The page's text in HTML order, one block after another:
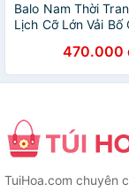
Balo Nam Thời
Lịch Cỡ Lớn Vải Bố
Dành Cho Đi Học,
Đi Phượt, Đựng
17")
470.000
TuiHoa.com chuyên